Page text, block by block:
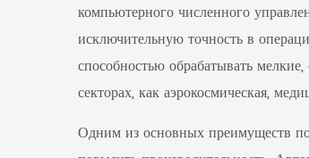
компьютерного численного
исключительную точность в
способностью обрабатывать
секторах, как аэрокосмическая,
Одним из основных преимуществ